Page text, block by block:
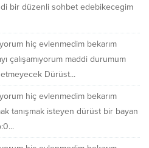
bir düzenli sohbet edebikecegim
hiç evlenmedim bekarım
çalışamıyorum maddi durumum
Dürüst...
hiç evlenmedim bekarım
tanışmak isteyen dürüst bir bayan